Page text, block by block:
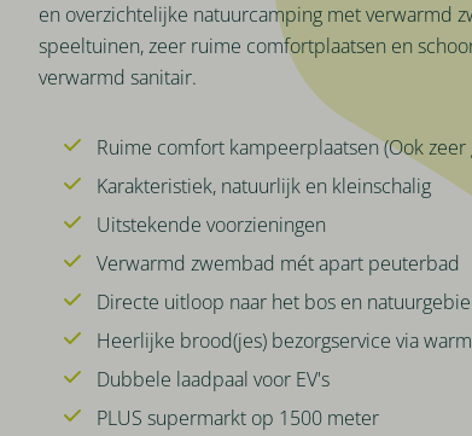
en overzichtelijke natuurcamping met verwarmd
speeltuinen, zeer ruime comfortplaatsen en
verwarmd sanitair.
Ruime comfort kampeerplaatsen (Ook
Karakteristiek, natuurlijk en kleinschalig
Uitstekende voorzieningen
Verwarmd zwembad mét apart peuterbad
Directe uitloop naar het bos en
Heerlijke brood(jes) bezorgservice via
Dubbele laadpaal voor EV's
PLUS supermarkt op 1500 meter